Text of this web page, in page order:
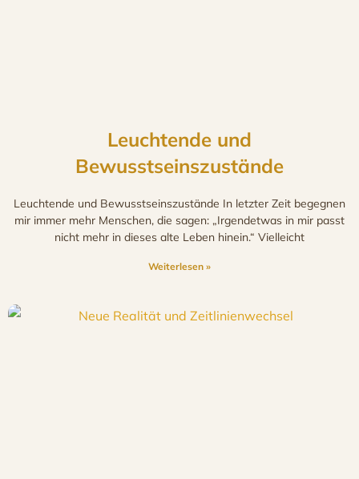
Leuchtende und
Bewusstseinszustände
Leuchtende und Bewusstseinszustände In letzter Zeit begegnen
mir immer mehr Menschen, die sagen: „Irgendetwas in mir passt
nicht mehr in dieses alte Leben hinein.“ Vielleicht
Weiterlesen »